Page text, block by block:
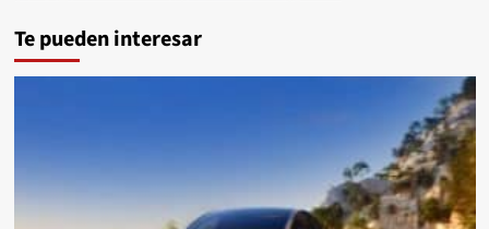
Te pueden interesar